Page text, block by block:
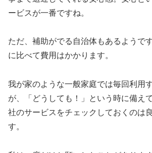
ービスが一番ですね。
ただ、補助がでる自治体もあるようで
に比べて費用はかかります。
我が家のような一般家庭では毎回利用
が、「どうしても！」という時に備え
社のサービスをチェックしておくのは
す。